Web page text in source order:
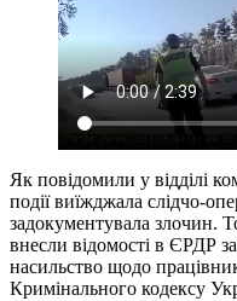
Як повідомили у відділі
події виїжджала слідчо-
задокументувала злочин.
внесли відомості в ЄРДР
насильство щодо
Кримінального кодексу